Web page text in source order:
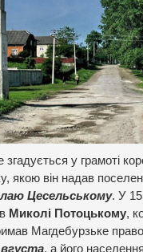
згадується у грамоті
якою він надав
Цесельському. У
Миколі Потоцькому,
Магдебурзьке
, а його